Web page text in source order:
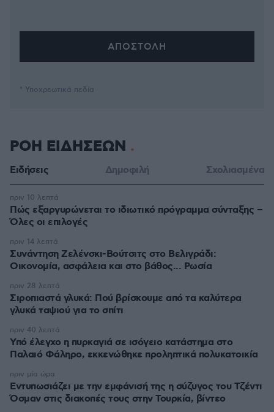
* Υποχρεωτικά πεδία
ΡΟΗ ΕΙΔΗΣΕΩΝ
Ειδήσεις Δημοφιλή Σχολιασμένα
Πώς εξαργυρώνεται το ιδιωτικό πρόγραμμα σύνταξης –
Όλες οι επιλογές
πριν 10 λεπτά
Συνάντηση Ζελένσκι-Βούτσιτς στο Βελιγράδι:
Οικονομία, ασφάλεια και στο βάθος... Ρωσία
πριν 14 λεπτά
Σιροπιαστά γλυκά: Πού βρίσκουμε από τα καλύτερα
γλυκά ταψιού για το σπίτι
πριν 28 λεπτά
Υπό έλεγχο η πυρκαγιά σε ισόγειο κατάστημα στο
Παλαιό Φάληρο, εκκενώθηκε προληπτικά πολυκατοικία
πριν 40 λεπτά
Εντυπωσιάζει με την εμφάνισή της η σύζυγος του Τζέντι
Όσμαν στις διακοπές τους στην Τουρκία, βίντεο
πριν μία ώρα